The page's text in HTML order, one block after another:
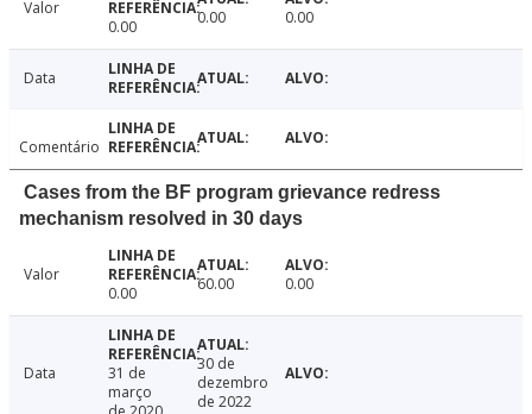
Valor
0.00
0.00 0.00
Data
Comentário
Cases from the BF program grievance redress
mechanism resolved in 30 days
Valor
0.00
60.00 0.00
Data
31 de
março
30 de
dezembro
de 2022